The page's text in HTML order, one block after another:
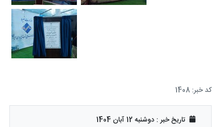
کد خبر: 1408
تاریخ خبر : دوشنبه 12 آبان 1404